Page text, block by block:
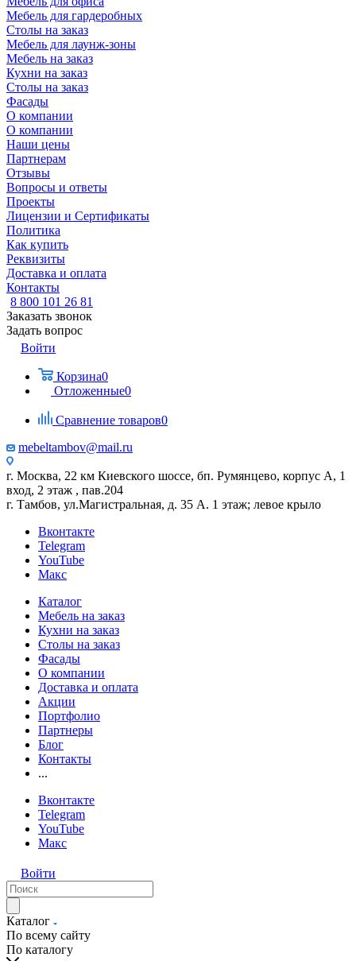
Мебель для гардеробных
Столы на заказ
Мебель для лаунж-зоны
Мебель на заказ
Кухни на заказ
Столы на заказ
Фасады
О компании
О компании
Наши цены
Партнерам
Отзывы
Вопросы и ответы
Проекты
Лицензии и Сертификаты
Политика
Как купить
Реквизиты
Доставка и оплата
Контакты
8 800 101 26 81
Заказать звонок
Задать вопрос
Войти
Корзина0
Отложенные0
Сравнение товаров0
mebeltambov@mail.ru
г. Москва, 22 км Киевского шоссе, бп. Румянцево, корпус А, 1
вход, 2 этаж , пав.204
г. Тамбов, ул.Магистральная, д. 35 А. 1 этаж; левое крыло
Вконтакте
Telegram
YouTube
Макс
Каталог
Мебель на заказ
Кухни на заказ
Столы на заказ
Фасады
О компании
Доставка и оплата
Акции
Портфолио
Партнеры
Блог
Контакты
...
Вконтакте
Telegram
YouTube
Макс
Войти
Каталог
По всему сайту
По каталогу